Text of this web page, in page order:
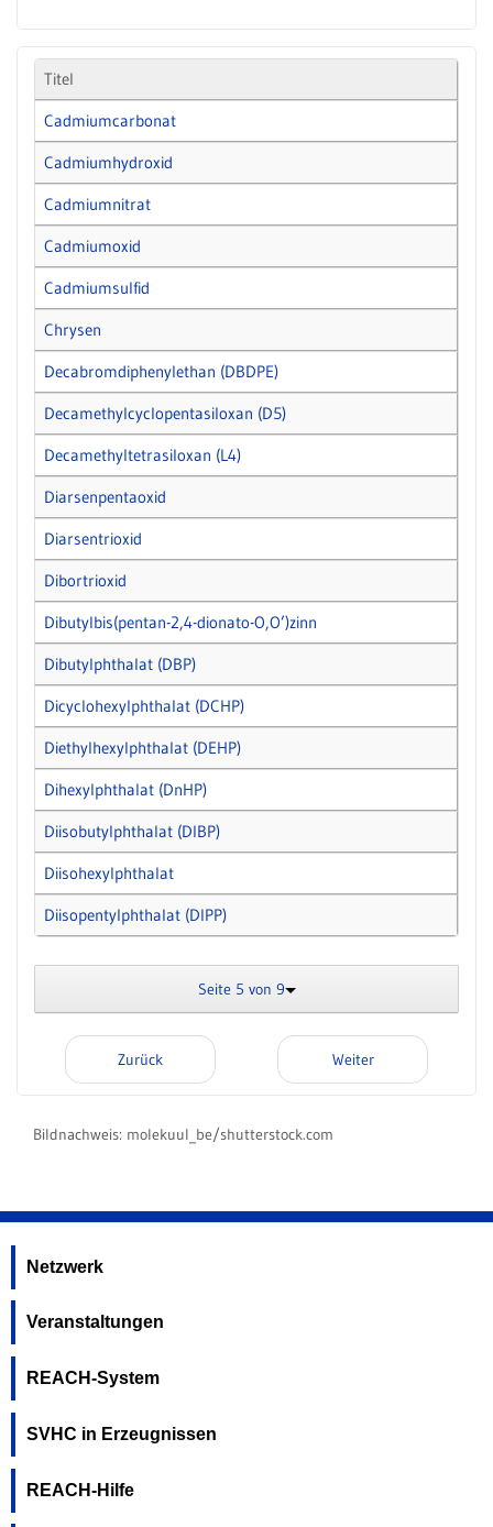
Titel
Cadmiumcarbonat
Cadmiumhydroxid
Cadmiumnitrat
Cadmiumoxid
Cadmiumsulfid
Chrysen
Decabromdiphenylethan (DBDPE)
Decamethylcyclopentasiloxan (D5)
Decamethyltetrasiloxan (L4)
Diarsenpentaoxid
Diarsentrioxid
Dibortrioxid
Dibutylbis(pentan-2,4-dionato-O,O’)zinn
Dibutylphthalat (DBP)
Dicyclohexylphthalat (DCHP)
Diethylhexylphthalat (DEHP)
Dihexylphthalat (DnHP)
Diisobutylphthalat (DIBP)
Diisohexylphthalat
Diisopentylphthalat (DIPP)
Seite 5 von 9
Zurück Weiter
Bildnachweis: molekuul_be/shutterstock.com
Netzwerk
Veranstaltungen
REACH-System
SVHC in Erzeugnissen
REACH-Hilfe